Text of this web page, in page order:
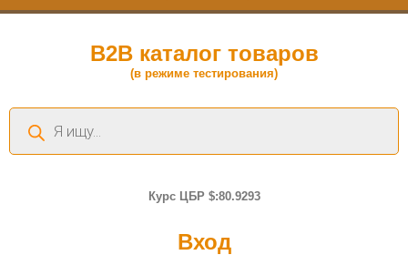
B2B каталог товаров
(в режиме тестирования)
Поиск
товаров
Курс ЦБР $:80.9293
Вход